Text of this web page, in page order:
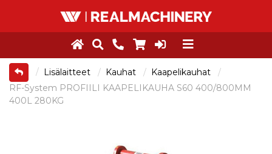
Lisälaitteet Kauhat
Kaapelikauhat
RF-System PROFIILI KAAPELIKAUHA S60 400/800MM
400L 280KG